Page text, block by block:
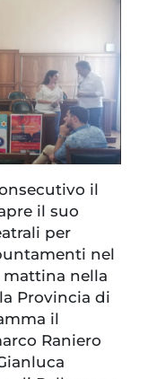
il
il suo
per
nel
nella
Provincia di
il
Raniero